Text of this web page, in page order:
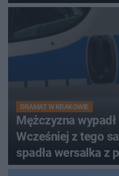
DRAMAT W KRAKOWIE
Mężczyzna
Wcześniej z tego
spadła wersalka z